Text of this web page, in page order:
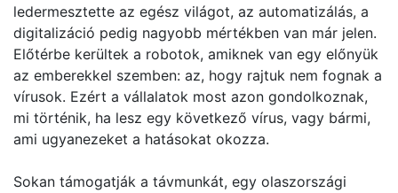
ledermesztette az egész világot, az automatizálás, a
digitalizáció pedig nagyobb mértékben van már jelen.
Előtérbe kerültek a robotok, amiknek van egy előnyük
az emberekkel szemben: az, hogy rajtuk nem fognak a
vírusok. Ezért a vállalatok most azon gondolkoznak,
mi történik, ha lesz egy következő vírus, vagy bármi,
ami ugyanezeket a hatásokat okozza.
Sokan támogatják a távmunkát, egy olaszországi